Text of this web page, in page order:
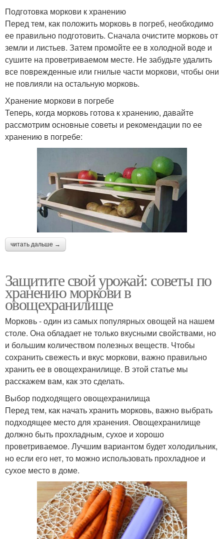
Подготовка моркови к хранению
Перед тем, как положить морковь в погреб, необходимо
ее правильно подготовить. Сначала очистите морковь от
земли и листьев. Затем промойте ее в холодной воде и
сушите на проветриваемом месте. Не забудьте удалить
все поврежденные или гнилые части моркови, чтобы они
не повлияли на остальную морковь.
Хранение моркови в погребе
Теперь, когда морковь готова к хранению, давайте
рассмотрим основные советы и рекомендации по ее
хранению в погребе:
читать дальше →
Защитите свой урожай: советы по
хранению моркови в
овощехранилище
Морковь - один из самых популярных овощей на нашем
столе. Она обладает не только вкусными свойствами, но
и большим количеством полезных веществ. Чтобы
сохранить свежесть и вкус моркови, важно правильно
хранить ее в овощехранилище. В этой статье мы
расскажем вам, как это сделать.
Выбор подходящего овощехранилища
Перед тем, как начать хранить морковь, важно выбрать
подходящее место для хранения. Овощехранилище
должно быть прохладным, сухое и хорошо
проветриваемое. Лучшим вариантом будет холодильник,
но если его нет, то можно использовать прохладное и
сухое место в доме.